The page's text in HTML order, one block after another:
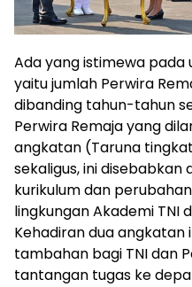
Ada yang istimewa pada
yaitu jumlah Perwira
dibanding tahun-tahun
Perwira Remaja yang
angkatan (Taruna
sekaligus, ini disebabkan
kurikulum dan
lingkungan Akademi TNI
Kehadiran dua angkatan
tambahan bagi TNI dan
tantangan tugas ke